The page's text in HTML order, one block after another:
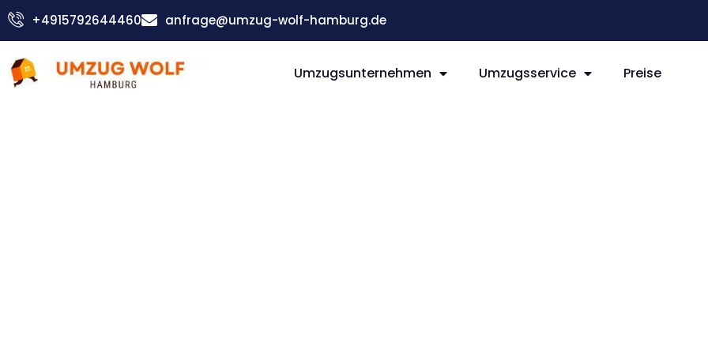
Zum
Inhalt
+4915792644460 anfrage@umzug-wolf-hamburg.de
Umzugsunternehmen Umzugsservice Preise